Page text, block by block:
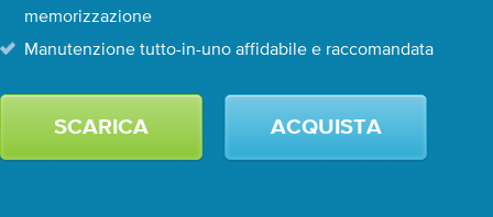
memorizzazione
Manutenzione tutto-in-uno affidabile e raccomandata
SCARICA ACQUISTA